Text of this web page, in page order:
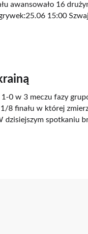
awansowało 16
15:00
1-0 w 3 meczu fazy
8 finału w której
dzisiejszym spotkaniu